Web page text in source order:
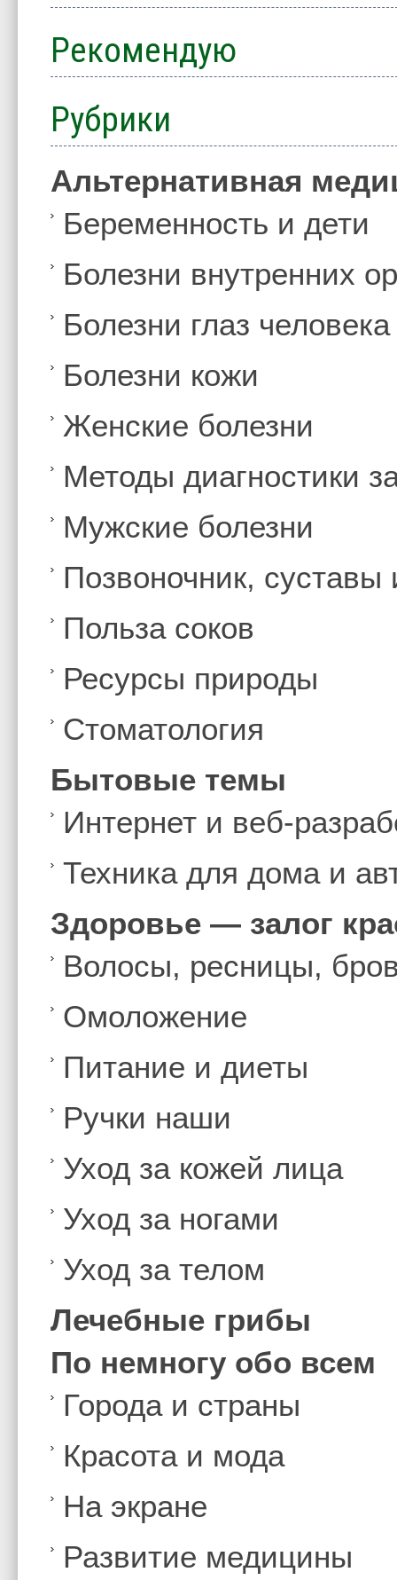
Рекомендую
Рубрики
Альтернативная
Беременность и дети
Болезни внутренних
Болезни глаз человека
Болезни кожи
Женские болезни
Методы диагностики
Мужские болезни
Позвоночник,
Польза соков
Ресурсы природы
Стоматология
Бытовые темы
Интернет и веб-
Техника для дома и
Здоровье — залог
Волосы, ресницы,
Омоложение
Питание и диеты
Ручки наши
Уход за кожей лица
Уход за ногами
Уход за телом
Лечебные грибы
По немногу обо всем
Города и страны
Красота и мода
На экране
Развитие медицины